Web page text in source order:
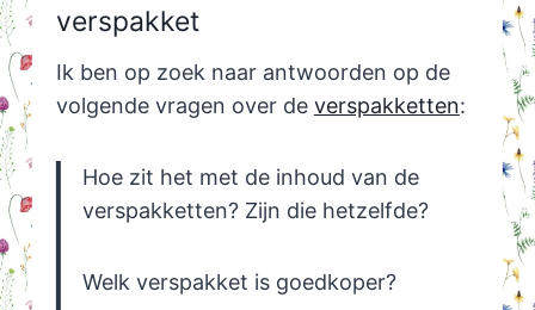
verspakket
Ik ben op zoek naar antwoorden op de
volgende vragen over de verspakketten:
Hoe zit het met de inhoud van de
verspakketten? Zijn die hetzelfde?
Welk verspakket is goedkoper?